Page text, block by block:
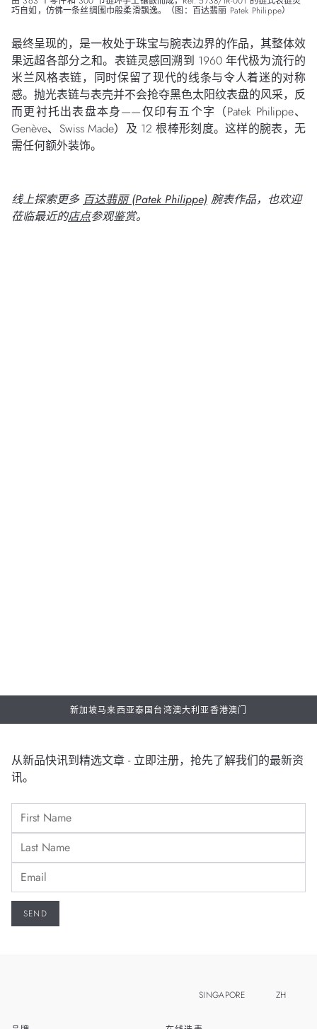
巧自如，仿佛一条丝绸围巾般柔滑飘逸。（图：百达翡丽 Patek Philippe）
最终呈现的，是一枚处于珠宝与腕表边界的作品，其整体效
果远超各部分之和。表链灵感回溯到 1960 年代极为流行的
米兰风格表链，同时保留了现代的线条与令人着迷的对称
感。抛光表链与表壳并不会抢夺黑色太阳纹表盘的风采，反
而更衬托出表盘本身——仅印有五个字（Patek Philippe、
Genève、Swiss Made）及 12 根棒形刻度。这样的腕表，无
需任何额外装饰。
线上探索更多 百达翡丽 (Patek Philippe) 腕表作品，也欢迎
莅临最近的店点参观鉴赏。
新加坡马来西亚泰国台湾澳大利亚香港澳门
从新品快讯到精选文章 - 立即注册，抢先了解我们的最新资
讯。
SINGAPORE ZH